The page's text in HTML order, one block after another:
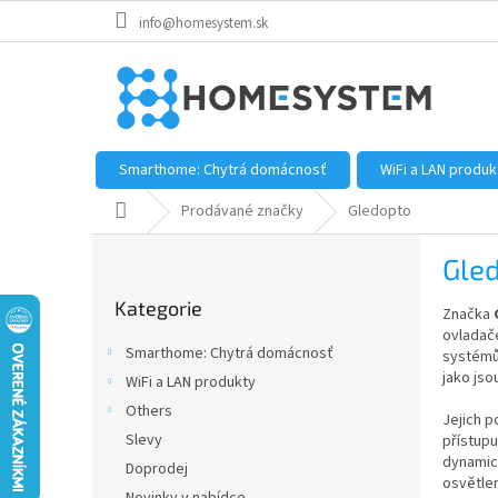
info@homesystem.sk
Smarthome: Chytrá domácnosť WiFi a LAN
Domů Prodávané značky Gledopto
kategorie
Kategorie
Smarthome: Chytrá domácnosť
WiFi a LAN produkty
Others
Slevy
Doprodej
Značka
jako
Jejich